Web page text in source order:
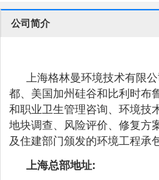
公司简介
上海格林曼环境技术有限
都、美国加州硅谷和比利时布
和职业卫生管理咨询、环境技
地块调查、风险评价、修复方
及住建部门颁发的环境工程承
上海总部地址: